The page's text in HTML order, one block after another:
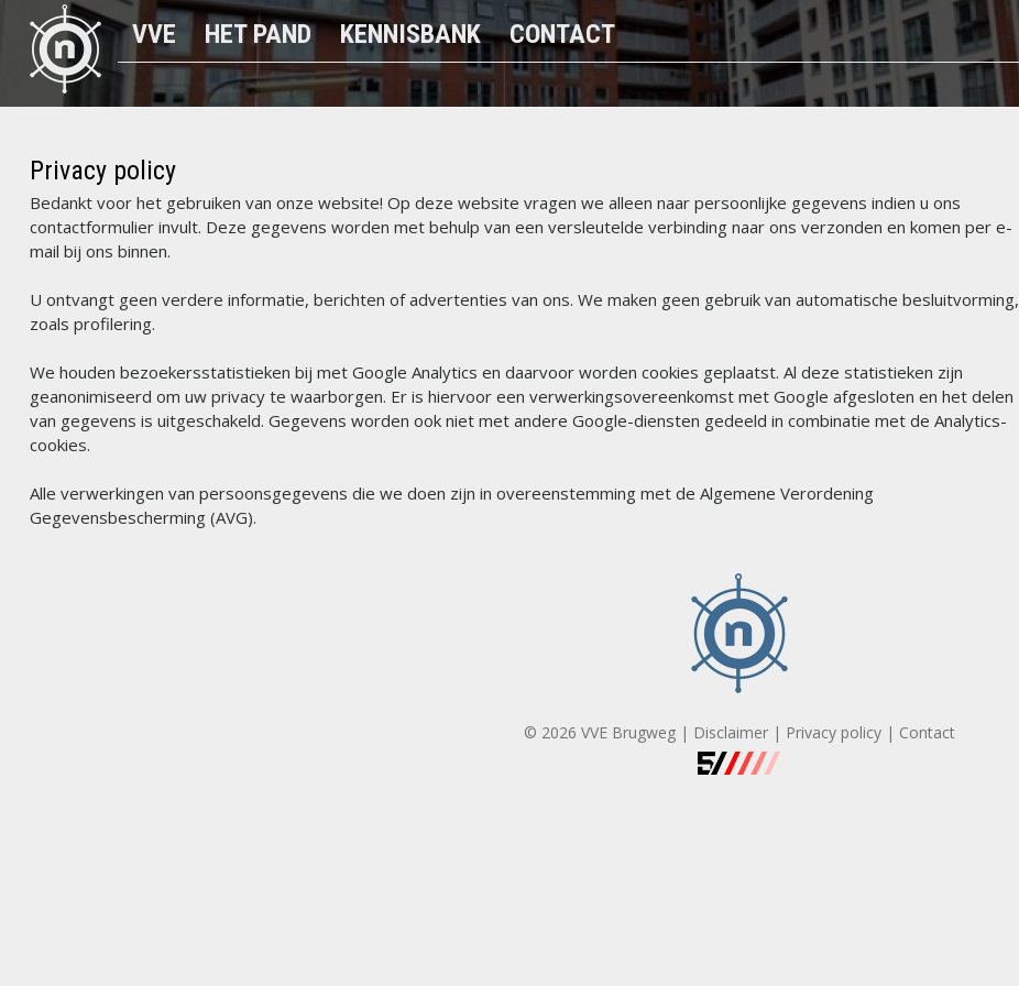
VVE HET PAND KENNISBANK CONTACT
Privacy policy
Bedankt voor het gebruiken van onze website! Op deze website vragen we alleen naar persoonlijke gegevens indien u ons
contactformulier invult. Deze gegevens worden met behulp van een versleutelde verbinding naar ons verzonden en komen per e-
mail bij ons binnen.
U ontvangt geen verdere informatie, berichten of advertenties van ons. We maken geen gebruik van automatische besluitvorming,
zoals profilering.
We houden bezoekersstatistieken bij met Google Analytics en daarvoor worden cookies geplaatst. Al deze statistieken zijn
geanonimiseerd om uw privacy te waarborgen. Er is hiervoor een verwerkingsovereenkomst met Google afgesloten en het delen
van gegevens is uitgeschakeld. Gegevens worden ook niet met andere Google-diensten gedeeld in combinatie met de Analytics-
cookies.
Alle verwerkingen van persoonsgegevens die we doen zijn in overeenstemming met de Algemene Verordening
Gegevensbescherming (AVG).
© 2026 VVE Brugweg | Disclaimer| Privacy policy| Contact